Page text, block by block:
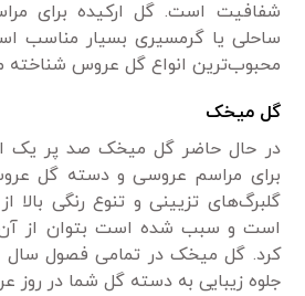
شفافیت است. گل ارکیده برای
ساحلی یا گرمسیری بسیار مناسب
محبوب‌ترین انواع گل عروس شناخته
گلمیخک
در حال حاضر گل میخک صد پر یک
برای مراسم عروسی و دسته گل
گلبرگ‌های تزیینی و تنوع رنگی
است و سبب شده است بتوان از آن
کرد. گل میخک در تمامی‌ فصول سال
جلوه زیبایی به دسته گل شما در روز